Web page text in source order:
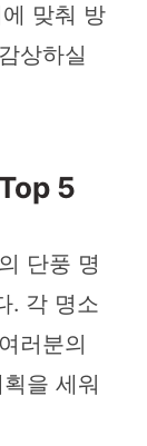
맞춰 방
상하실
5
단풍 명
. 각 명소
러분의
을 세워